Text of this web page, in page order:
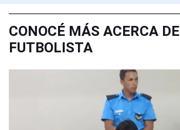
CONOCÉ MÁS ACERCA DE
FUTBOLISTA